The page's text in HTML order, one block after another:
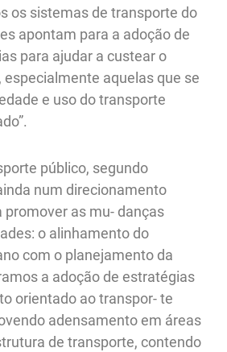
os sistemas de transporte do
apontam para a adoção de
para ajudar a custear o
aquelas que se
e uso do transporte
público, segundo
num direcionamento
promover as mu- danças
o alinhamento do
com o planejamento da
a adoção de estratégias
orientado ao transpor- te
adensamento em áreas
de transporte, contendo